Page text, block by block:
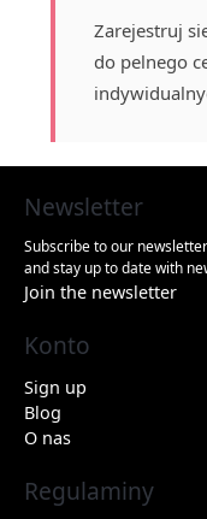
Zarejestruj
do pelnego
Newsletter
Subscribe to our newsletter
and stay up to date with
Join the newsletter
Konto
Sign up
Blog
O nas
Regulaminy